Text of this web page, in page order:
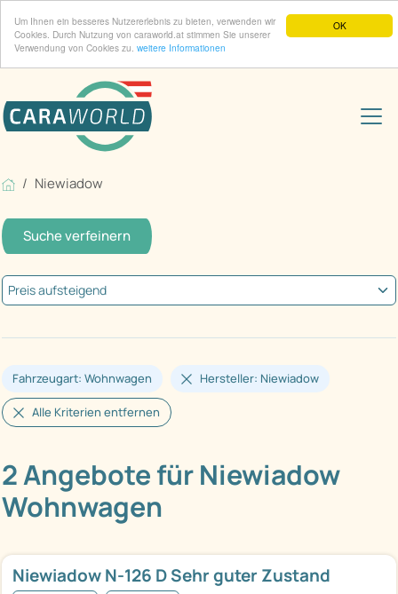
OK
Um Ihnen ein besseres Nutzererlebnis zu bieten, verwenden wir
Cookies. Durch Nutzung von caraworld.at stimmen Sie unserer
Verwendung von Cookies zu. weitere Informationen
Niewiadow
Suche verfeinern
Fahrzeugart: Wohnwagen Hersteller: Niewiadow
Alle Kriterien entfernen
2 Angebote für Niewiadow
Wohnwagen
Niewiadow N-126 D Sehr guter Zustand